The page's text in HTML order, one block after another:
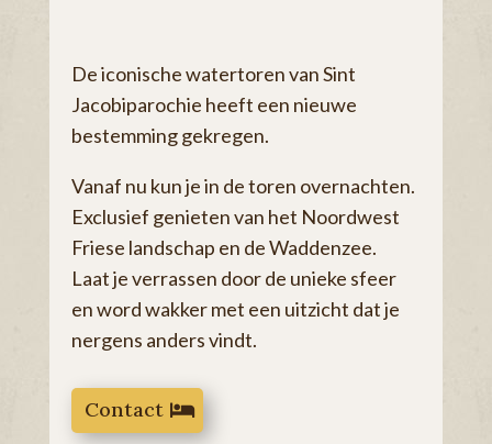
De iconische watertoren van Sint
Jacobiparochie heeft een nieuwe
bestemming gekregen.
Vanaf nu kun je in de toren overnachten.
Exclusief genieten van het Noordwest
Friese landschap en de Waddenzee.
Laat je verrassen door de unieke sfeer
en word wakker met een uitzicht dat je
nergens anders vindt.
Contact